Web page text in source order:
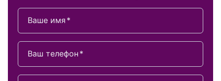
Ваше имя
Ваш телефон